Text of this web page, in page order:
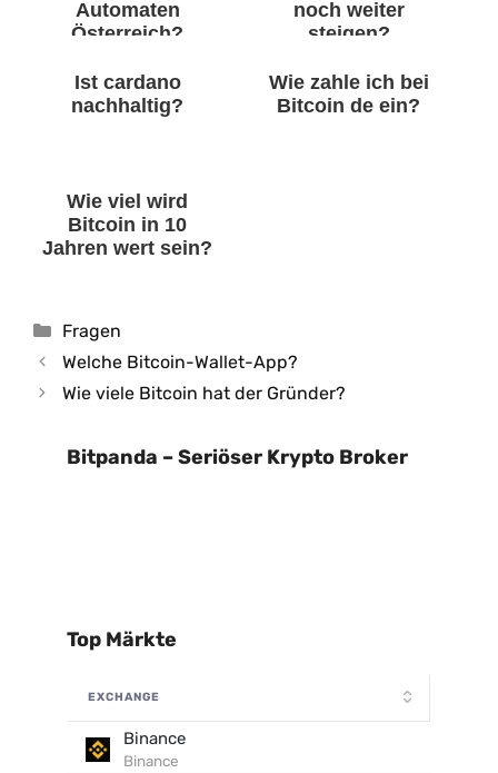
Automaten
Österreich?
noch weiter
steigen?
Ist cardano
nachhaltig?
Wie zahle ich bei
Bitcoin de ein?
Wie viel wird
Bitcoin in 10
Jahren wert sein?
Kategorien
Fragen
Welche Bitcoin-Wallet-App?
Wie viele Bitcoin hat der Gründer?
Bitpanda – Seriöser Krypto Broker
Top Märkte
EXCHANGE
Binance
Binance